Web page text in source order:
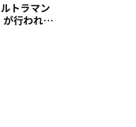
トラマン
行われ、
交えて記